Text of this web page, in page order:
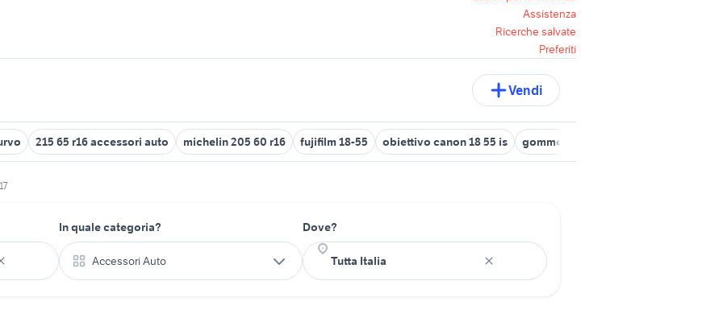
Assistenza
Ricerche salvate
Preferiti
Vendi
215 65 r16 accessori auto michelin 205 60 r16 fujifilm 18-55 obiettivo canon 18 55 is gomme pirelli 205 55 r16
In quale categoria?
Accessori Auto
Dove?